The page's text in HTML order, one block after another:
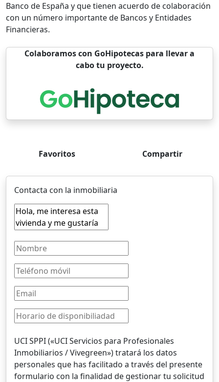
Banco de España y que tienen acuerdo de colaboración
con un número importante de Bancos y Entidades
Financieras.
Colaboramos con GoHipotecas para llevar a
cabo tu proyecto.
Favoritos Compartir
Contacta con la inmobiliaria
UCI SPPI («UCI Servicios para Profesionales
Inmobiliarios / Vivegreen») tratará los datos
personales que has facilitado a través del presente
formulario con la finalidad de gestionar tu solicitud